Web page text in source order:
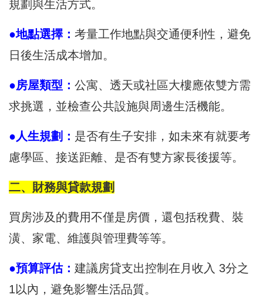
規劃與生活方式。
●地點選擇： 考量工作地點與交通便利性，避免
日後生活成本增加。
●房屋類型： 公寓、透天或社區大樓應依雙方需
求挑選，並檢查公共設施與周邊生活機能。
●人生規劃： 是否有生子安排，如未來有就要考
慮學區、接送距離、是否有雙方家長後援等。
二、財務與貸款規劃
買房涉及的費用不僅是房價，還包括稅費、裝
潢、家電、維護與管理費等等。
●預算評估： 建議房貸支出控制在月收入 3分之
1以內，避免影響生活品質。